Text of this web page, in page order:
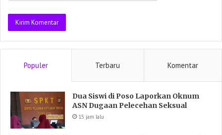
Populer Terbaru Komentar
Dua Siswi di Poso Laporkan Oknum
ASN Dugaan Pelecehan Seksual
15 jam lalu